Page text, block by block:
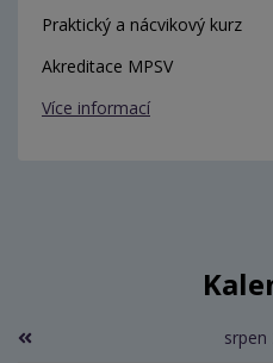
Praktický a nácvikový kurz
Akreditace MPSV
Více informací
srpen